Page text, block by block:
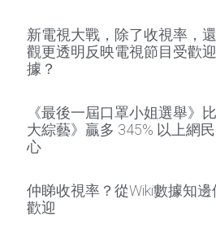
新電視大戰，除了收視率，
觀更透明反映電視節目受歡
據？
《最後一屆口罩小姐選舉》
大綜藝》贏多 345% 以上網
心
仲睇收視率？從Wiki數據知
歡迎